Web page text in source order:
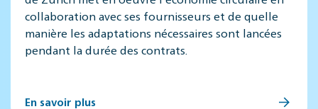
collaboration avec ses fournisseurs et de quelle
manière les adaptations nécessaires sont lancées
pendant la durée des contrats.
En savoir plus